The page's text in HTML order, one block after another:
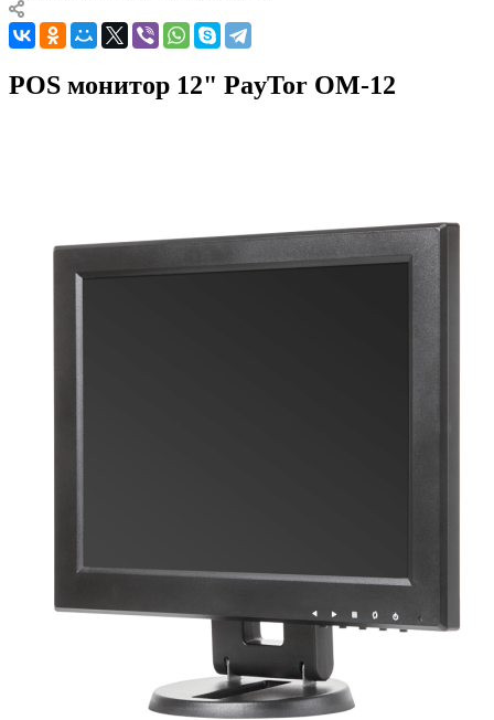
POS монитор 12" PayTor OM-12